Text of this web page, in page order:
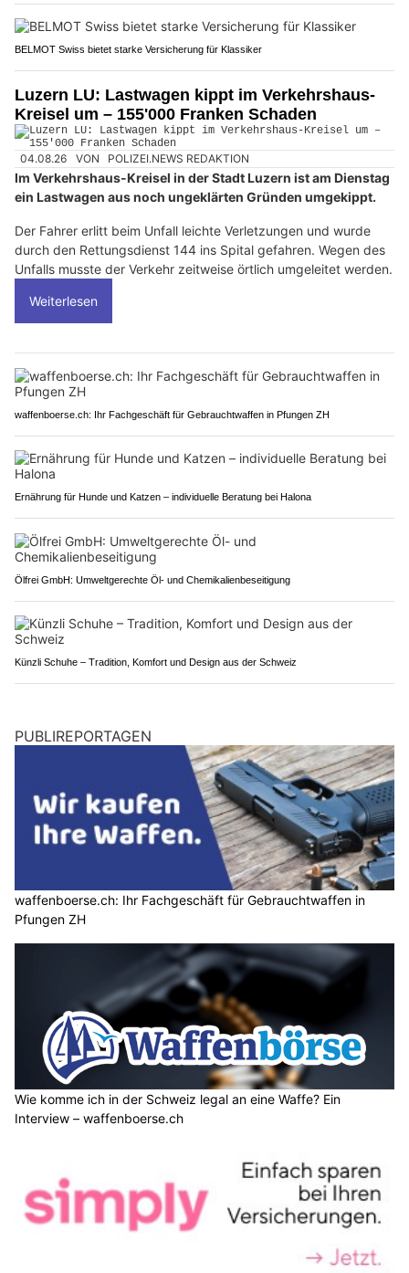
BELMOT Swiss bietet starke Versicherung für Klassiker
Luzern LU: Lastwagen kippt im Verkehrshaus-
Kreisel um – 155'000 Franken Schaden
04.08.26 VON POLIZEI.NEWS REDAKTION
Im Verkehrshaus-Kreisel in der Stadt Luzern ist am Dienstag
ein Lastwagen aus noch ungeklärten Gründen umgekippt.
Der Fahrer erlitt beim Unfall leichte Verletzungen und wurde
durch den Rettungsdienst 144 ins Spital gefahren. Wegen des
Unfalls musste der Verkehr zeitweise örtlich umgeleitet werden.
Weiterlesen
waffenboerse.ch: Ihr Fachgeschäft für Gebrauchtwaffen in Pfungen ZH
Ernährung für Hunde und Katzen – individuelle Beratung bei Halona
Ölfrei GmbH: Umweltgerechte Öl- und Chemikalienbeseitigung
Künzli Schuhe – Tradition, Komfort und Design aus der Schweiz
PUBLIREPORTAGEN
waffenboerse.ch: Ihr Fachgeschäft für Gebrauchtwaffen in
Pfungen ZH
Wie komme ich in der Schweiz legal an eine Waffe? Ein
Interview – waffenboerse.ch